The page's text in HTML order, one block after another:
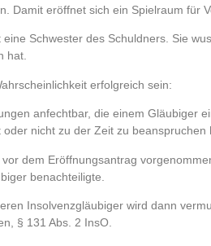
Damit eröffnet sich ein Spielraum für
Schwester des Schuldners. Sie
hat.
erfolgreich sein:
anfechtbar, die einem Gläubiger
nicht zu der Zeit zu beanspruchen
dem Eröffnungsantrag
benachteiligte.
Insolvenzgläubiger wird dann
§ 131 Abs. 2 InsO.